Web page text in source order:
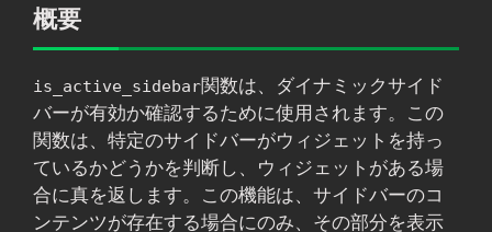
リ
概要
is_active_sidebar関数は、ダイナミックサイド
バーが有効か確認するために使用されます。この
関数は、特定のサイドバーがウィジェットを持っ
ているかどうかを判断し、ウィジェットがある場
合に真を返します。この機能は、サイドバーのコ
ンテンツが存在する場合にのみ、その部分を表示